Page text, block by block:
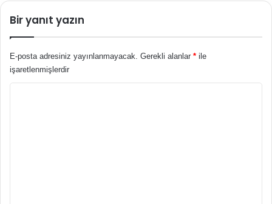
Bir yanıt yazın
E-posta adresiniz yayınlanmayacak. Gerekli alanlar * ile
işaretlenmişlerdir